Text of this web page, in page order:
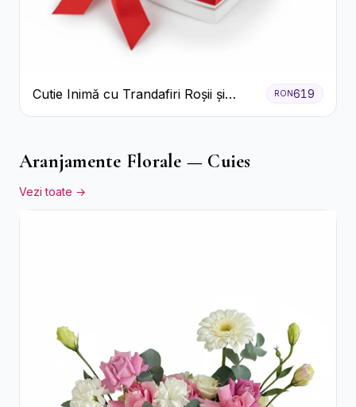
Cutie Inimă cu Trandafiri Roșii și
Bomboane Raffaello
RON619
Aranjamente Florale — Cuies
Vezi toate →